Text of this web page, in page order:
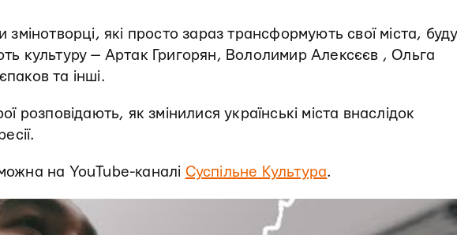
змінотворці, які просто зараз трансформують свої міста,
культуру — Артак Григорян, Вололимир Алексєєв , Ольга
та інші.
розповідають, як змінилися українські міста внаслідок
на YouTube-каналі Суспільне Культура.